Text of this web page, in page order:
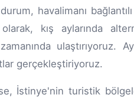
havalimanı
kış aylarında
ulaştırıyoruz.
gerçekleştiriyoruz.
İstinye'nin turistik